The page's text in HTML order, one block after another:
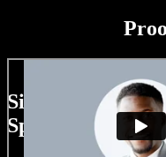
Siin on vaid
Speechify